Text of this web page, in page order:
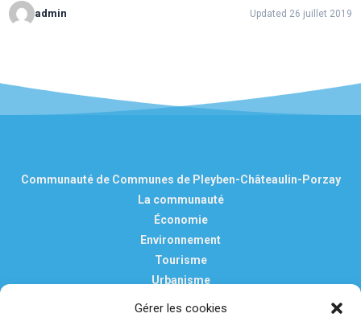
Gérer les cookies
admin Updated 26 juillet 2019
Communauté de Communes de Pleyben-Châteaulin-Porzay
La communauté
Économie
Environnement
Tourisme
Urbanisme